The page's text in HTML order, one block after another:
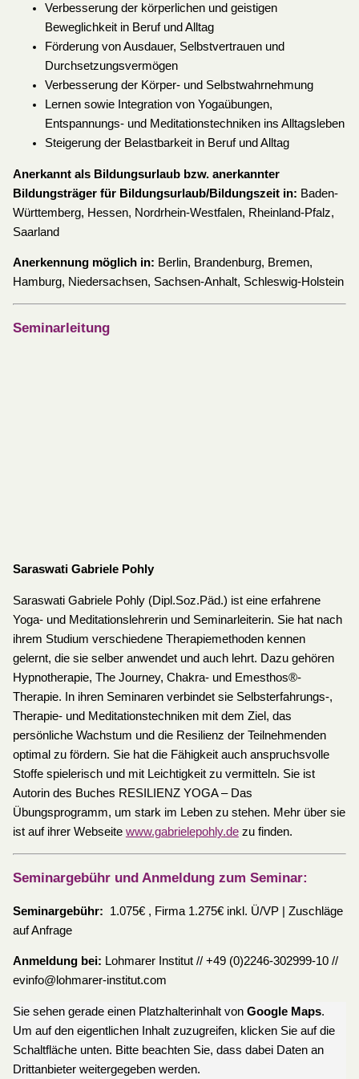
Verbesserung der körperlichen und geistigen
Beweglichkeit in Beruf und Alltag
Förderung von Ausdauer, Selbstvertrauen und
Durchsetzungsvermögen
Verbesserung der Körper- und Selbstwahrnehmung
Lernen sowie Integration von Yogaübungen,
Entspannungs- und Meditationstechniken ins Alltagsleben
Steigerung der Belastbarkeit in Beruf und Alltag
Anerkannt als Bildungsurlaub bzw. anerkannter
Bildungsträger für Bildungsurlaub/Bildungszeit in: Baden-
Württemberg, Hessen, Nordrhein-Westfalen, Rheinland-Pfalz,
Saarland
Anerkennung möglich in: Berlin, Brandenburg, Bremen,
Hamburg, Niedersachsen, Sachsen-Anhalt, Schleswig-Holstein
Seminarleitung
Saraswati Gabriele Pohly
Saraswati Gabriele Pohly (Dipl.Soz.Päd.) ist eine erfahrene
Yoga- und Meditationslehrerin und Seminarleiterin. Sie hat nach
ihrem Studium verschiedene Therapiemethoden kennen
gelernt, die sie selber anwendet und auch lehrt. Dazu gehören
Hypnotherapie, The Journey, Chakra- und Emesthos®-
Therapie. In ihren Seminaren verbindet sie Selbsterfahrungs-,
Therapie- und Meditationstechniken mit dem Ziel, das
persönliche Wachstum und die Resilienz der Teilnehmenden
optimal zu fördern. Sie hat die Fähigkeit auch anspruchsvolle
Stoffe spielerisch und mit Leichtigkeit zu vermitteln. Sie ist
Autorin des Buches RESILIENZ YOGA – Das
Übungsprogramm, um stark im Leben zu stehen. Mehr über sie
ist auf ihrer Webseite www.gabrielepohly.dezu finden.
Seminargebühr und Anmeldung zum Seminar:
Seminargebühr: 1.075€ , Firma 1.275€ inkl. Ü/VP | Zuschläge
auf Anfrage
Anmeldung bei: Lohmarer Institut // +49 (0)2246-302999-10 //
evinfo@lohmarer-institut.com
Sie sehen gerade einen Platzhalterinhalt von Google Maps.
Um auf den eigentlichen Inhalt zuzugreifen, klicken Sie auf die
Schaltfläche unten. Bitte beachten Sie, dass dabei Daten an
Drittanbieter weitergegeben werden.